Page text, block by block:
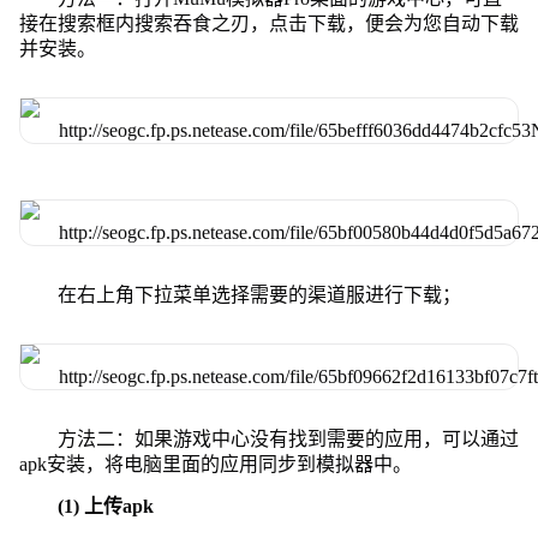
接在搜索框内搜索吞食之刃，点击下载，便会为您自动下载
并安装。
在右上角下拉菜单选择需要的渠道服进行下载；
方法二：如果游戏中心没有找到需要的应用，可以通过
apk安装，将电脑里面的应用同步到模拟器中。
(1) 上传apk